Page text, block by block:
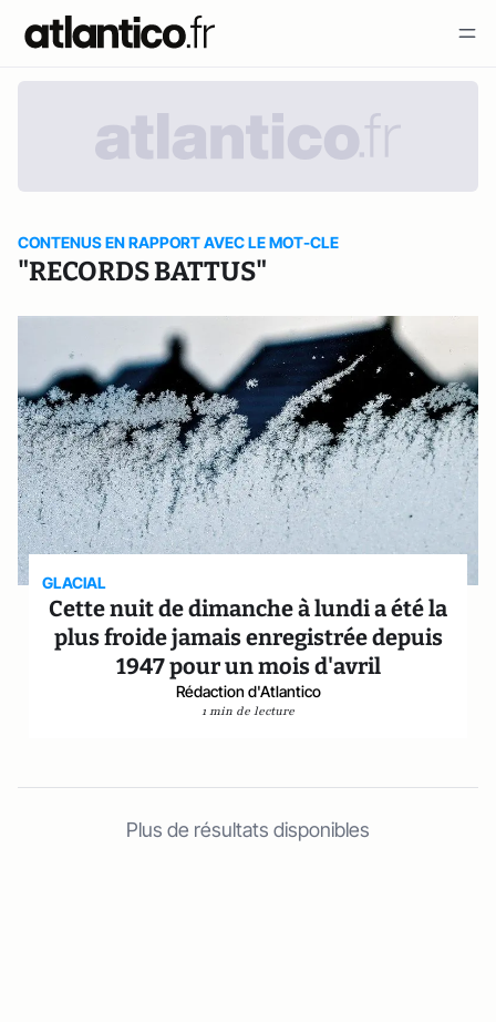
CONTENUS EN RAPPORT AVEC LE MOT-CLE
"RECORDS BATTUS"
GLACIAL
Cette nuit de dimanche à lundi a été la
plus froide jamais enregistrée depuis
1947 pour un mois d'avril
Rédaction d'Atlantico
1 min de lecture
Plus de résultats disponibles